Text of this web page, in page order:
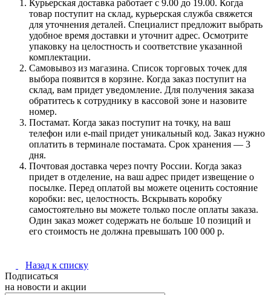
Курьерская доставка работает с 9.00 до 19.00. Когда
товар поступит на склад, курьерская служба свяжется
для уточнения деталей. Специалист предложит выбрать
удобное время доставки и уточнит адрес. Осмотрите
упаковку на целостность и соответствие указанной
комплектации.
Самовывоз из магазина. Список торговых точек для
выбора появится в корзине. Когда заказ поступит на
склад, вам придет уведомление. Для получения заказа
обратитесь к сотруднику в кассовой зоне и назовите
номер.
Постамат. Когда заказ поступит на точку, на ваш
телефон или e-mail придет уникальный код. Заказ нужно
оплатить в терминале постамата. Срок хранения — 3
дня.
Почтовая доставка через почту России. Когда заказ
придет в отделение, на ваш адрес придет извещение о
посылке. Перед оплатой вы можете оценить состояние
коробки: вес, целостность. Вскрывать коробку
самостоятельно вы можете только после оплаты заказа.
Один заказ может содержать не больше 10 позиций и
его стоимость не должна превышать 100 000 р.
Назад к списку
Подписаться
на новости и акции